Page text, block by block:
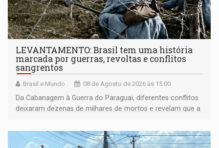
LEVANTAMENTO: Brasil tem uma história
marcada por guerras, revoltas e conflitos
sangrentos
Brasil e Mundo 08 de Agosto de 2026 às 15:00
Da Cabanagem à Guerra do Paraguai, diferentes conflitos
deixaram dezenas de milhares de mortos e revelam que a
territoriais e sociais